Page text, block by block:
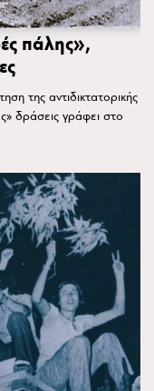
πάλης»,
της αντιδικτατορικής
δράσεις γράφει στο